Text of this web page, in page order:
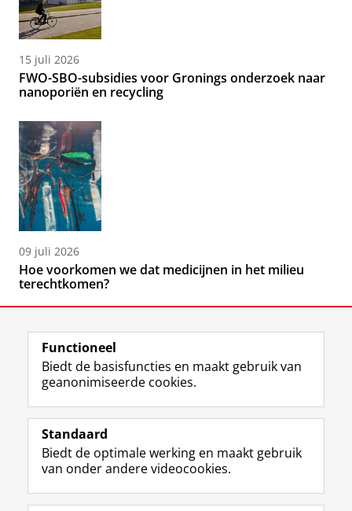
15 juli 2026
FWO-SBO-subsidies voor Gronings onderzoek naar
nanoporiën en recycling
09 juli 2026
Hoe voorkomen we dat medicijnen in het milieu
terechtkomen?
Volg de RUG
F
a
e
b
o
L
i
k
e
I
R
S
-
f
e
I
n
t
r
Y
o
T
e
Studiekiezers
Functioneel
Biedt de basisfuncties en maakt gebruik van
geanonimiseerde cookies.
Standaard
Biedt de optimale werking en maakt gebruik
van onder andere videocookies.